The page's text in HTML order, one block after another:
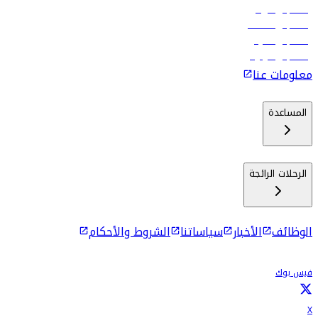
رحلات إلى الرياض
رحلات إلى مسقط
رحلات إلى ماليه
رحلات إلى كولومبو
معلومات عنا
المساعدة
الرحلات الرائجة
الوظائف الأخبار سياساتنا الشروط والأحكام
فيس بوك
X